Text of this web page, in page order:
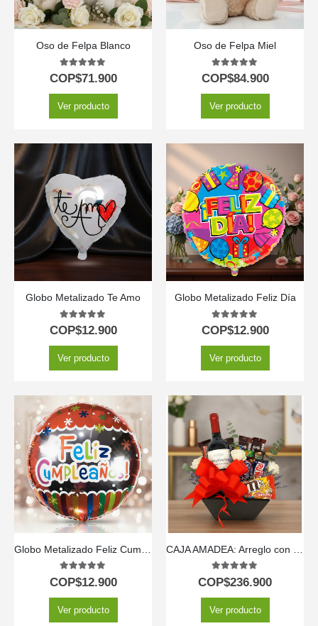
Oso de Felpa Blanco
5.00out of 5
COP$71.900
Ver producto
Oso de Felpa Miel
5.00out of 5
COP$84.900
Ver producto
Globo Metalizado Te Amo
5.00out of 5
COP$12.900
Ver producto
Globo Metalizado Feliz Día
5.00out of 5
COP$12.900
Ver producto
5.00out of 5
COP$12.900
Ver producto
5.00out of 5
COP$236.900
Ver producto